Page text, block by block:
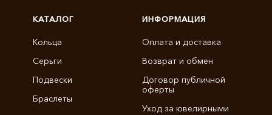
КАТАЛОГ
Кольца
Серьги
Подвески
Браслеты
ИНФОРМАЦИЯ
Оплата и доставка
Возврат и обмен
Договор публичной
оферты
Уход за ювелирными